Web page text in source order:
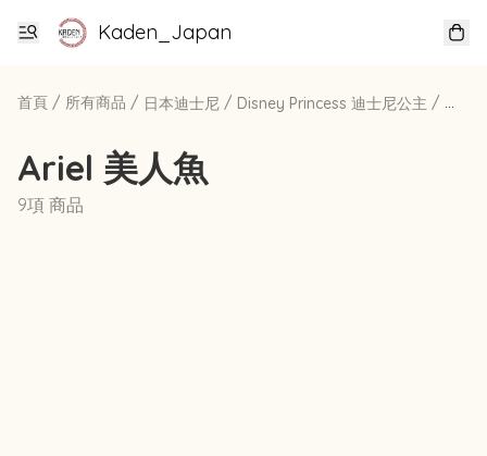
Kaden_Japan
首頁 / 所有商品 / 日本迪士尼 / Disney Princess 迪士尼公主 / Ariel
Ariel 美人魚
9項 商品